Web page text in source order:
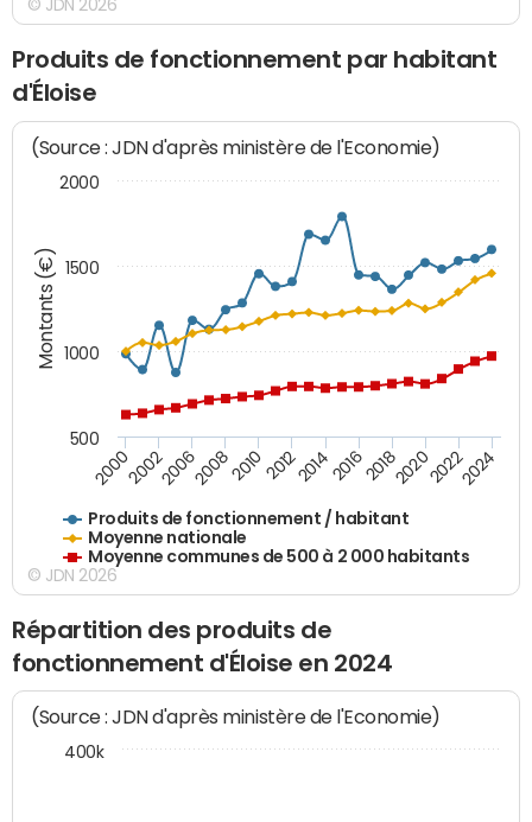
© JDN 2026
Produits de fonctionnement par habitant
d'Éloise
Montants (€)
(Source : JDN d'après ministère de l'Economie)
Produits de fonctionnement / habitant
Moyenne nationale
Moyenne communes de 500 à 2 000 habitants
200020022006200820102012201420162018202020222024
500
1000
1500
2000
© JDN 2026
Répartition des produits de
fonctionnement d'Éloise en 2024
(Source : JDN d'après ministère de l'Economie)
400k